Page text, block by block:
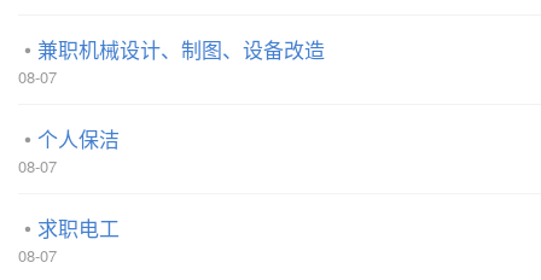
兼职机械设计、制图、设备改造
08-07
个人保洁
08-07
求职电工
08-07